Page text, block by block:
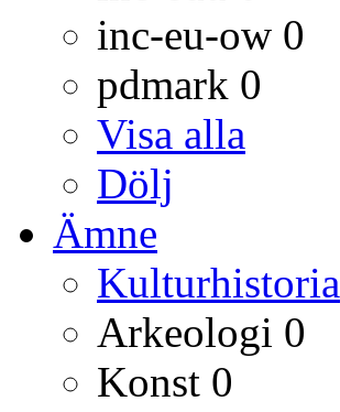
inc-eu-ow 0
pdmark 0
Visa alla
Dölj
Ämne
Kulturhistoria
Arkeologi 0
Konst 0